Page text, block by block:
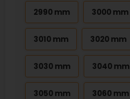
2990 mm 3000 mm
3010 mm 3020 mm
3030 mm 3040 mm
3050 mm 3060 mm